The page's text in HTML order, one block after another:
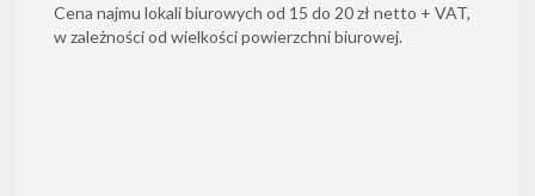
Cena najmu lokali biurowych od 15 do 20 zł netto + VAT,
w zależności od wielkości powierzchni biurowej.